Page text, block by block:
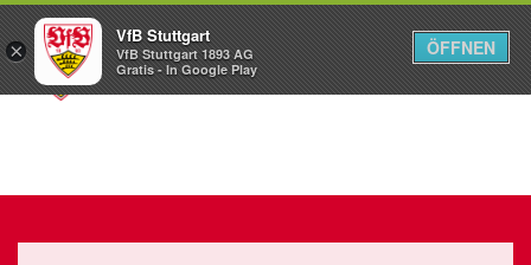
Menü
×
VfB Stuttgart
VfB Stuttgart 1893 AG
Gratis - In Google Play
ÖFFNEN